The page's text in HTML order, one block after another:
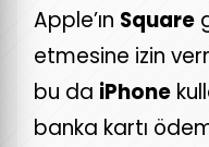
Apple’ın Square
etmesine izin
bu da iPhone
banka kartı